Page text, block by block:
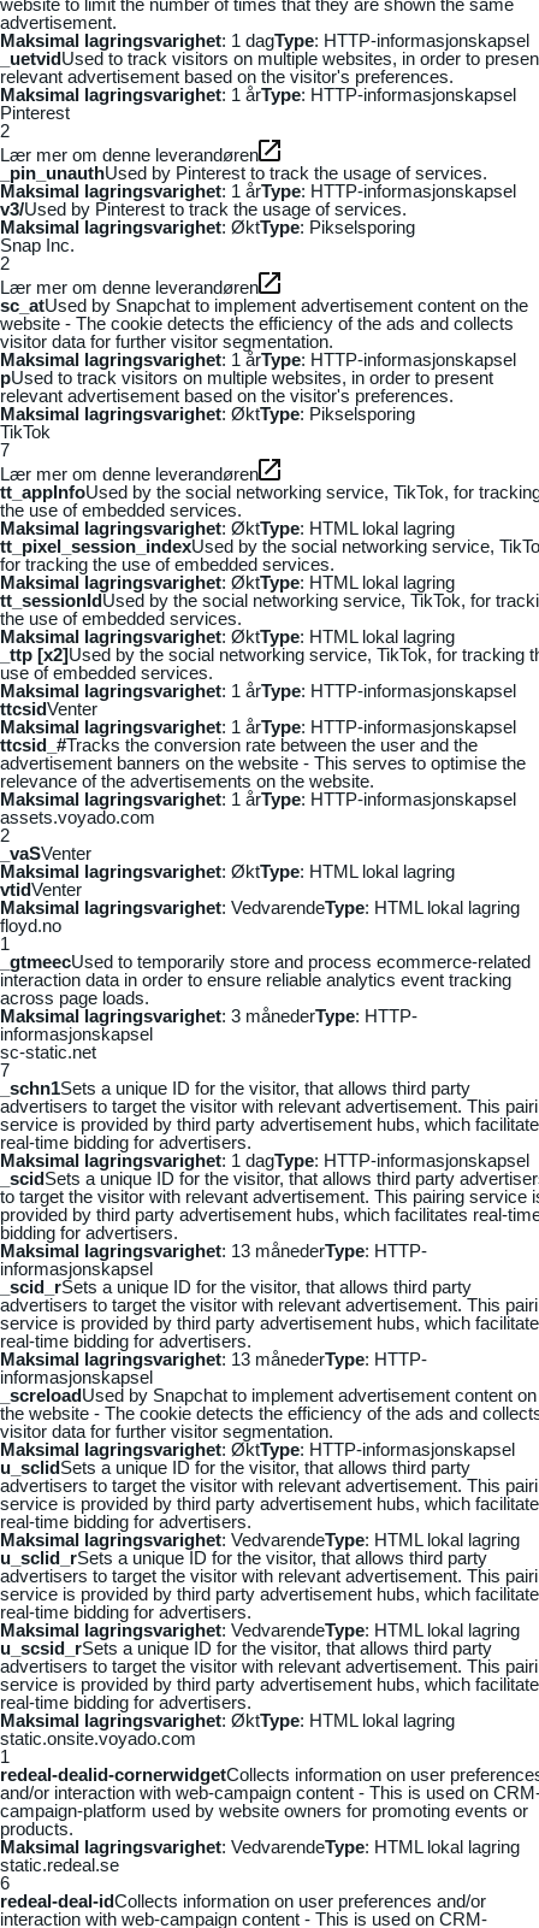
advertisement.
Maksimal lagringsvarighet: 1 dagType: HTTP-informasjonskapsel
_uetvidUsed to track visitors on multiple websites, in order to
relevant advertisement based on the visitor's preferences.
Maksimal lagringsvarighet: 1 årType: HTTP-informasjonskapsel
Pinterest
2
Lær mer om denne leverandøren
_pin_unauthUsed by Pinterest to track the usage of services.
Maksimal lagringsvarighet: 1 årType: HTTP-informasjonskapsel
v3/Used by Pinterest to track the usage of services.
Maksimal lagringsvarighet: ØktType: Pikselsporing
Snap Inc.
2
Lær mer om denne leverandøren
sc_atUsed by Snapchat to implement advertisement content on the
website - The cookie detects the efficiency of the ads and collects
visitor data for further visitor segmentation.
Maksimal lagringsvarighet: 1 årType: HTTP-informasjonskapsel
pUsed to track visitors on multiple websites, in order to present
relevant advertisement based on the visitor's preferences.
Maksimal lagringsvarighet: ØktType: Pikselsporing
TikTok
7
Lær mer om denne leverandøren
tt_appInfoUsed by the social networking service, TikTok, for
the use of embedded services.
Maksimal lagringsvarighet: ØktType: HTML lokal lagring
tt_pixel_session_indexUsed by the social networking service,
for tracking the use of embedded services.
Maksimal lagringsvarighet: ØktType: HTML lokal lagring
tt_sessionIdUsed by the social networking service, TikTok, for
the use of embedded services.
Maksimal lagringsvarighet: ØktType: HTML lokal lagring
_ttp [x2]Used by the social networking service, TikTok, for tracking
use of embedded services.
Maksimal lagringsvarighet: 1 årType: HTTP-informasjonskapsel
ttcsidVenter
Maksimal lagringsvarighet: 1 årType: HTTP-informasjonskapsel
ttcsid_#Tracks the conversion rate between the user and the
advertisement banners on the website - This serves to optimise the
relevance of the advertisements on the website.
Maksimal lagringsvarighet: 1 årType: HTTP-informasjonskapsel
assets.voyado.com
2
_vaSVenter
Maksimal lagringsvarighet: ØktType: HTML lokal lagring
vtidVenter
Maksimal lagringsvarighet: VedvarendeType: HTML lokal lagring
floyd.no
1
_gtmeecUsed to temporarily store and process ecommerce-related
interaction data in order to ensure reliable analytics event tracking
across page loads.
Maksimal lagringsvarighet: 3 månederType: HTTP-
informasjonskapsel
sc-static.net
7
_schn1Sets a unique ID for the visitor, that allows third party
advertisers to target the visitor with relevant advertisement. This
service is provided by third party advertisement hubs, which
real-time bidding for advertisers.
Maksimal lagringsvarighet: 1 dagType: HTTP-informasjonskapsel
_scidSets a unique ID for the visitor, that allows third party
to target the visitor with relevant advertisement. This pairing service
provided by third party advertisement hubs, which facilitates real-
bidding for advertisers.
Maksimal lagringsvarighet: 13 månederType: HTTP-
informasjonskapsel
_scid_rSets a unique ID for the visitor, that allows third party
advertisers to target the visitor with relevant advertisement. This
service is provided by third party advertisement hubs, which
real-time bidding for advertisers.
Maksimal lagringsvarighet: 13 månederType: HTTP-
informasjonskapsel
_screloadUsed by Snapchat to implement advertisement content on
the website - The cookie detects the efficiency of the ads and
visitor data for further visitor segmentation.
Maksimal lagringsvarighet: ØktType: HTTP-informasjonskapsel
u_sclidSets a unique ID for the visitor, that allows third party
advertisers to target the visitor with relevant advertisement. This
service is provided by third party advertisement hubs, which
real-time bidding for advertisers.
Maksimal lagringsvarighet: VedvarendeType: HTML lokal lagring
u_sclid_rSets a unique ID for the visitor, that allows third party
advertisers to target the visitor with relevant advertisement. This
service is provided by third party advertisement hubs, which
real-time bidding for advertisers.
Maksimal lagringsvarighet: VedvarendeType: HTML lokal lagring
u_scsid_rSets a unique ID for the visitor, that allows third party
advertisers to target the visitor with relevant advertisement. This
service is provided by third party advertisement hubs, which
real-time bidding for advertisers.
Maksimal lagringsvarighet: ØktType: HTML lokal lagring
static.onsite.voyado.com
1
redeal-dealid-cornerwidgetCollects information on user
and/or interaction with web-campaign content - This is used on
campaign-platform used by website owners for promoting events or
products.
Maksimal lagringsvarighet: VedvarendeType: HTML lokal lagring
static.redeal.se
6
redeal-deal-idCollects information on user preferences and/or
interaction with web-campaign content - This is used on CRM-